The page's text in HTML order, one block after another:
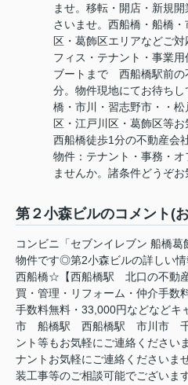
ませ。移転・開店・新規
さいませ。西船橋・船橋
区・葛飾区エリアなどご
フィス・テナント・事業
ブートまで 西船橋駅前の
分。物件現地にてお待ち
橋・市川・習志野市・・
区・江戸川区・葛飾区等
西船橋徒歩1分の不動産会
物件：テナント・事務・
ませんか。諸条件どうぞお
第２小森ビルのコメント(
コンビニ「セブンイレブン 船橋
物件です◎第2小森ビルの詳しい
西船橋☆【西船橋駅 北口の不動
買・管理・リフォーム・仲介手数
手数料無料・33,000円などなど
市 船橋駅 西船橋駅 市川市 千
ント等もお気軽にご連絡くださ
ナントお気軽にご連絡くださいま
装工事等のご相談可能でございま